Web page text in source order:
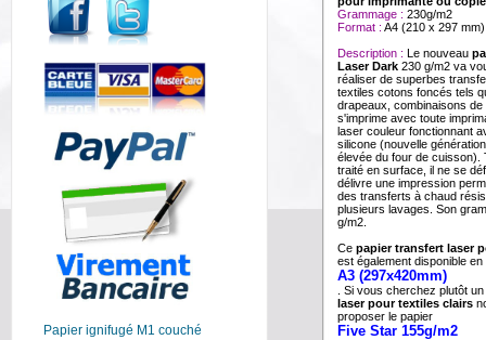
Papier ignifugé M1 couché
Grammage : 230g/m2
Format : A4 (210 x 297 mm)
Description : Le nouveau
Laser Dark 230 g/m2 va
réaliser de superbes
textiles cotons foncés tels
drapeaux, combinaisons de
s'imprime avec toute
laser couleur fonctionnant
silicone (nouvelle
élevée du four de cuisson).
traité en surface, il ne se
délivre une impression
des transferts à chaud
plusieurs lavages. Son
g/m2.
Ce papier transfert laser
est également disponible en
A3 (297x420mm)
. Si vous cherchez plutôt un
laser pour textiles clairs
proposer le papier
Five Star 155g/m2